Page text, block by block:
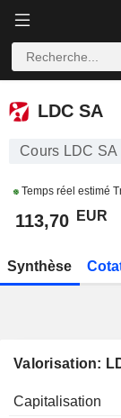
LDC SA
LDC SA
Cours LDC SA
Temps réel estimé
113,70 EUR
Synthèse
Valorisation:
Capitalisation